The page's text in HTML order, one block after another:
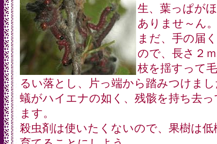
生、葉っぱが
ありませ～ん
まだ、手の届
ので、長さ２
枝を揺すって
るい落とし、片っ端から踏みつけま
蟻がハイエナの如く、残骸を持ち去っ
ます。
殺虫剤は使いたくないので、果樹は低